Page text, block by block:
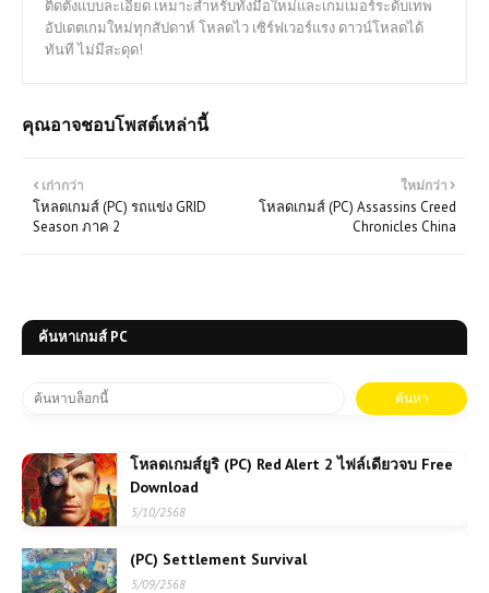
ติดตั้งแบบละเอียด เหมาะสำหรับทั้งมือใหม่และเกมเมอร์ระดับเทพ
อัปเดตเกมใหม่ทุกสัปดาห์ โหลดไว เซิร์ฟเวอร์แรง ดาวน์โหลดได้
ทันที ไม่มีสะดุด!
คุณอาจชอบโพสต์เหล่านี้
ใหม่กว่า
โหลดเกมส์ (PC) Assassins Creed
Chronicles China
เก่ากว่า
โหลดเกมส์ (PC) รถแข่ง GRID
Season ภาค 2
ค้นหาเกมส์ PC
โหลดเกมส์ยูริ (PC) Red Alert 2 ไฟล์เดียวจบ Free
Download
5/10/2568
(PC) Settlement Survival
5/09/2568